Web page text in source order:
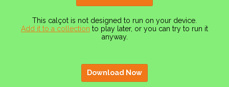
This calçot is not designed to run on your device.
Add it to a collection to play later, or you can try to run it
anyway.
Download Now